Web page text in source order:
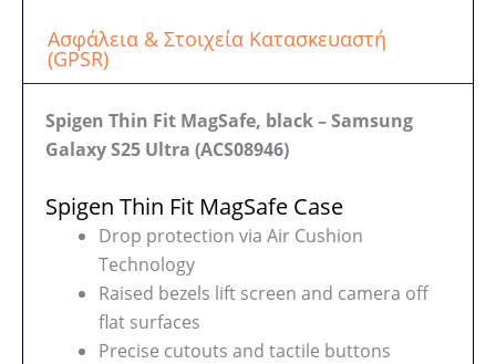
Ασφάλεια & Στοιχεία Κατασκευαστή
(GPSR)
Spigen Thin Fit MagSafe, black – Samsung
Galaxy S25 Ultra (ACS08946)
Spigen Thin Fit MagSafe Case
Drop protection via Air Cushion
Technology
Raised bezels lift screen and camera off
flat surfaces
Precise cutouts and tactile buttons